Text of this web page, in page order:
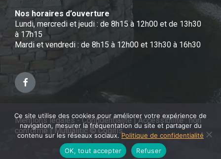
Nos horaires d’ouverture
Lundi, mercredi et jeudi : de 8h15 à 12h00 et de 13h30
à 17h15
Mardi et vendredi : de 8h15 à 12h00 et 13h30 à 16h30
Facebook
Mentions légales - Confidentialité|Accessibilité : non
conforme| Mutualitic © Cogitis
Ce site utilise des cookies pour améliorer votre expérience de
navigation, mesurer la fréquentation du site et partager du
contenu sur les réseaux sociaux.Politique de confidentialité
OK, tout accepter
Refuser